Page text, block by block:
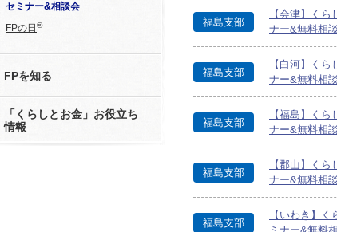
セミナー&相談会
FPの日 ®
FPを知る
「くらしとお金」お役立ち
情報
福島支部
【会津】くら
ナー&無料相
福島支部
【白河】くら
ナー&無料相
福島支部
【福島】くら
ナー&無料相
福島支部
【郡山】くら
ナー&無料相
福島支部
【いわき】